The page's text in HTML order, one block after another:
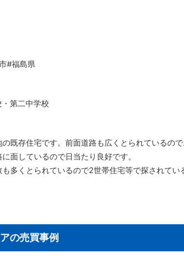
#福島県
第二中学校
既存住宅です。前面道路も広くとられているので
面しているので日当たり良好です。
多くとられているので2世帯住宅等で探されてい
の売買事例